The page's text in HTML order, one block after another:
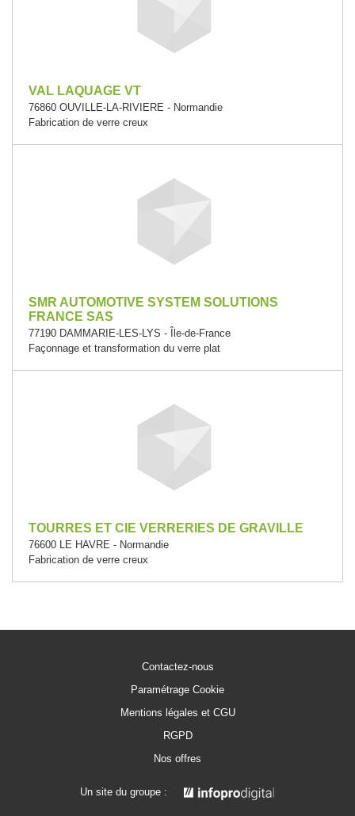
VAL LAQUAGE VT
76860 OUVILLE-LA-RIVIERE - Normandie
Fabrication de verre creux
SMR AUTOMOTIVE SYSTEM SOLUTIONS
FRANCE SAS
77190 DAMMARIE-LES-LYS - Île-de-France
Façonnage et transformation du verre plat
TOURRES ET CIE VERRERIES DE GRAVILLE
76600 LE HAVRE - Normandie
Fabrication de verre creux
Contactez-nous
Paramétrage Cookie
Mentions légales et CGU
RGPD
Nos offres
Un site du groupe :